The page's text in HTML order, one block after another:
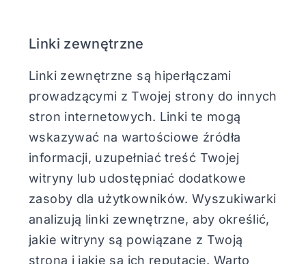
Linki zewnętrzne
Linki zewnętrzne są hiperłączami
prowadzącymi z Twojej strony do innych
stron internetowych. Linki te mogą
wskazywać na wartościowe źródła
informacji, uzupełniać treść Twojej
witryny lub udostępniać dodatkowe
zasoby dla użytkowników. Wyszukiwarki
analizują linki zewnętrzne, aby określić,
jakie witryny są powiązane z Twoją
stroną i jakie są ich reputacje. Warto